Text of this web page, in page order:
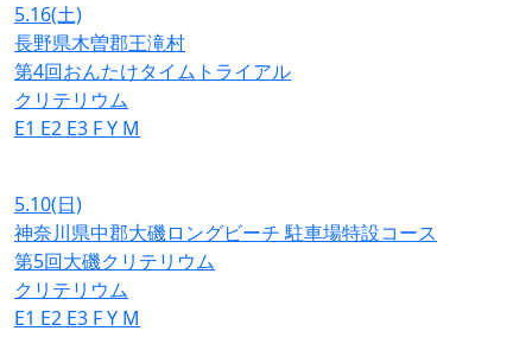
5.16(土)
長野県木曽郡王滝村
第4回おんたけタイムトライアル
クリテリウム
E1 E2 E3 FY M
5.10(日)
神奈川県中郡大磯ロングビーチ 駐車場特設コース
第5回大磯クリテリウム
クリテリウム
E1 E2 E3 FY M